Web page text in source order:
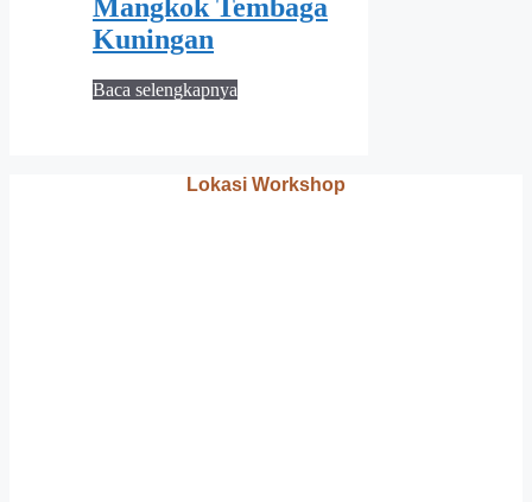
Mangkok Tembaga
Kuningan
Baca selengkapnya
Lokasi Workshop